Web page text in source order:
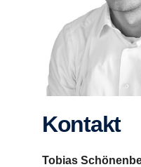
Kontakt
Tobias